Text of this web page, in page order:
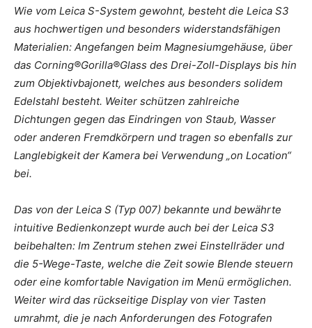
Wie vom Leica S-System gewohnt, besteht die Leica S3
aus hochwertigen und besonders widerstandsfähigen
Materialien: Angefangen beim Magnesiumgehäuse, über
das Corning®Gorilla®Glass des Drei-Zoll-Displays bis hin
zum Objektivbajonett, welches aus besonders solidem
Edelstahl besteht. Weiter schützen zahlreiche
Dichtungen gegen das Eindringen von Staub, Wasser
oder anderen Fremdkörpern und tragen so ebenfalls zur
Langlebigkeit der Kamera bei Verwendung „on Location“
bei.
Das von der Leica S (Typ 007) bekannte und bewährte
intuitive Bedienkonzept wurde auch bei der Leica S3
beibehalten: Im Zentrum stehen zwei Einstellräder und
die 5-Wege-Taste, welche die Zeit sowie Blende steuern
oder eine komfortable Navigation im Menü ermöglichen.
Weiter wird das rückseitige Display von vier Tasten
umrahmt, die je nach Anforderungen des Fotografen